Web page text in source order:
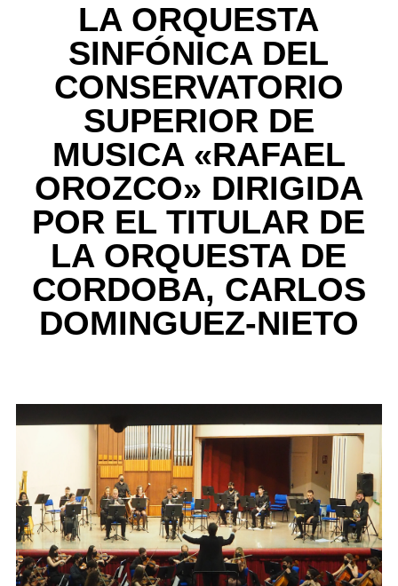
LA ORQUESTA
SINFÓNICA DEL
CONSERVATORIO
SUPERIOR DE
MUSICA «RAFAEL
OROZCO» DIRIGIDA
POR EL TITULAR DE
LA ORQUESTA DE
CORDOBA, CARLOS
DOMINGUEZ-NIETO